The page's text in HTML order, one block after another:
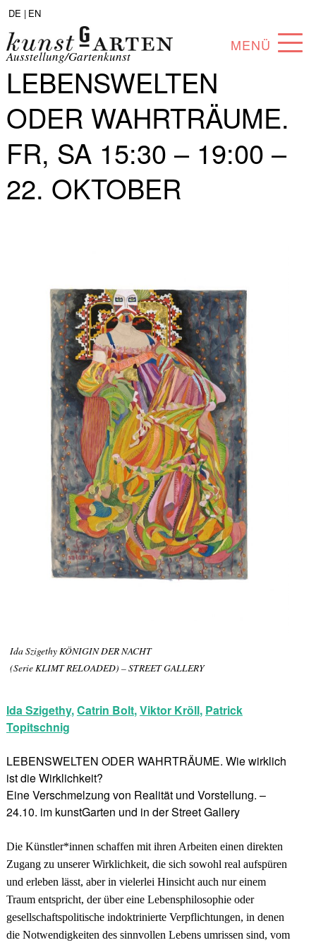
DE | EN
MENÜ
PROGRAMM
ABOUT
SAMMLUNG
KÜNSTLER*INNEN
Ausstellung/Gartenkunst
LEBENSWELTEN
ODER WAHRTRÄUME.
FR, SA 15:30 – 19:00 –
22. OKTOBER
Ida Szigethy KÖNIGIN DER NACHT
(Serie KLIMT RELOADED) – STREET GALLERY
Ida Szigethy,Catrin Bolt,Viktor Kröll, Patrick
Topitschnig
LEBENSWELTEN ODER WAHRTRÄUME. Wie wirklich
ist die Wirklichkeit?
Eine Verschmelzung von Realität und Vorstellung. –
24.10. im kunstGarten und in der Street Gallery
Die Künstler*innen schaffen mit ihren Arbeiten einen direkten
Zugang zu unserer Wirklichkeit, die sich sowohl real aufspüren
und erleben lässt, aber in vielerlei Hinsicht auch nur einem
Traum entspricht, der über eine Lebensphilosophie oder
gesellschaftspolitische indoktrinierte Verpflichtungen, in denen
die Notwendigkeiten des sinnvollen Lebens umrissen sind, vom